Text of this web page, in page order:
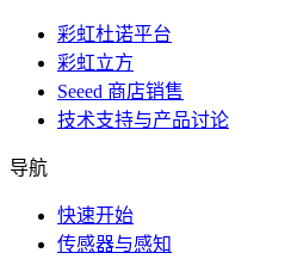
彩虹杜诺平台
彩虹立方
Seeed 商店销售
技术支持与产品讨论
导航
快速开始
传感器与感知